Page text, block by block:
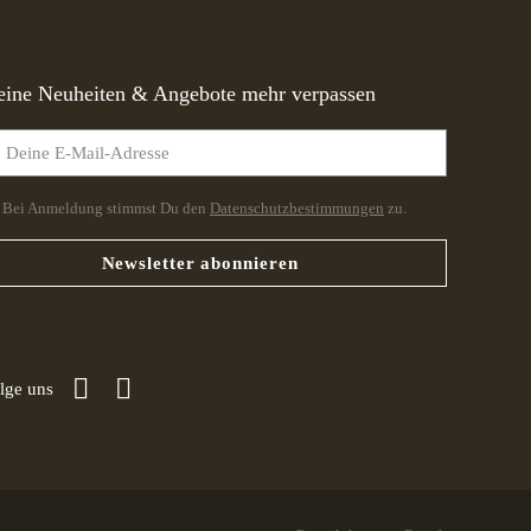
Neuheiten & Angebote mehr verpassen
Bei Anmeldung stimmst Du den Datenschutzbestimmungen zu.
Newsletter abonnieren
uns